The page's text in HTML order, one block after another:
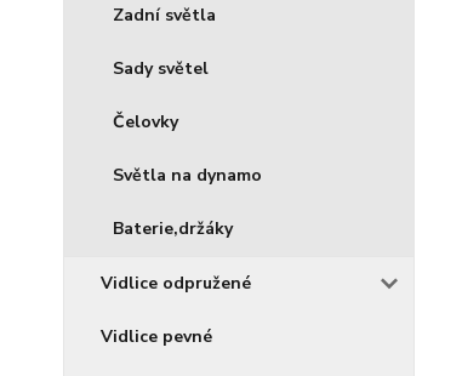
Zadní světla
Sady světel
Čelovky
Světla na dynamo
Baterie,držáky
Vidlice odpružené
Vidlice pevné